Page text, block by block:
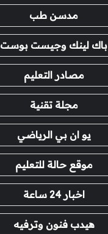
مدسن طب
باك لينك وجيست بوست
مصادر التعليم
مجلة تقنية
يو ان بي الرياضي
موقع حالة للتعليم
اخبار 24 ساعة
هيدب فنون وترفيه